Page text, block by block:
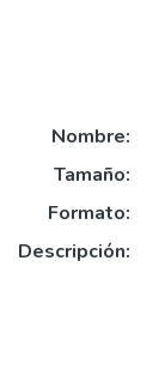
Nombre:
Tamaño:
Formato:
Descripción: